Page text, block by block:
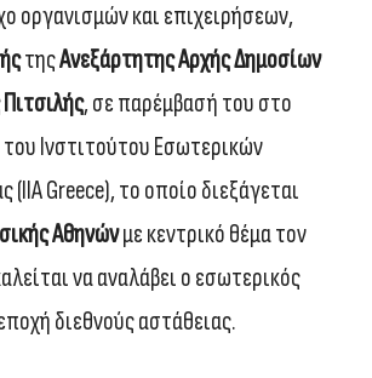
οργανισμών και επιχειρήσεων,
τηςΑνεξάρτητης Αρχής Δημοσίων
, σε παρέμβασή του στο
Ινστιτούτου Εσωτερικών
(IIA Greece), το οποίο διεξάγεται
Αθηνώνμε κεντρικό θέμα τον
να αναλάβει ο εσωτερικός
διεθνούς αστάθειας.